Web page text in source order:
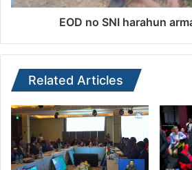
EOD no SNI harahun
Related Articles